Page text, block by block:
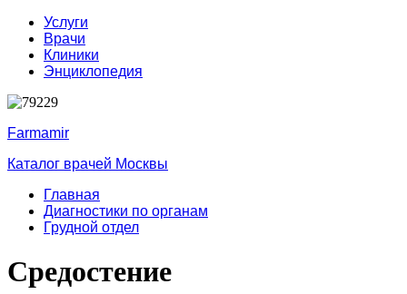
Услуги
Врачи
Клиники
Энциклопедия
Farmamir
Каталог врачей Москвы
Главная
Диагностики по органам
Грудной отдел
Средостение